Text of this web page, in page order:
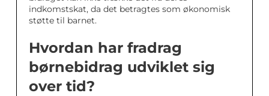
indkomstskat, da det betragtes som økonomisk
støtte til barnet.
Hvordan har fradrag
børnebidrag udviklet sig
over tid?